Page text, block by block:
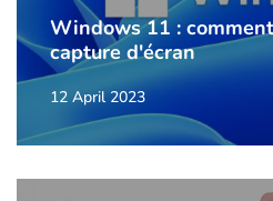
Windows 11 :
capture d'écran
12 April 2023